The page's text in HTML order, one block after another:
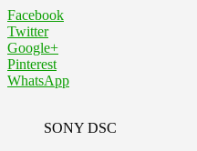
Facebook
Twitter
Google+
Pinterest
WhatsApp
SONY DSC